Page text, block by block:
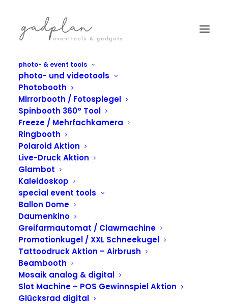
photo- & event tools
photo- und videotools
Photobooth
Mirrorbooth / Fotospiegel
Spinbooth 360° Tool
Freeze / Mehrfachkamera
Ringbooth
Polaroid Aktion
Live-Druck Aktion
Glambot
Kaleidoskop
special event tools
Ballon Dome
Daumenkino
Greifarmautomat / Clawmachine
Promotionkugel / XXL Schneekugel
Tattoodruck Aktion – Airbrush
Beambooth
Mosaik analog & digital
Slot Machine – POS Gewinnspiel Aktion
Glücksrad digital
IN
Freeze bei
Rent4Event
Miet&Greet in
Düsseldorf